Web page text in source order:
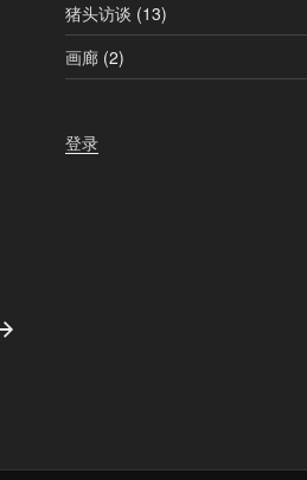
猪头访谈 (13)
画廊(2)
登录